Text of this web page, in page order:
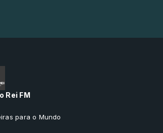
Rei FM
para o Mundo